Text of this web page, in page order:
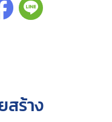
สร้าง